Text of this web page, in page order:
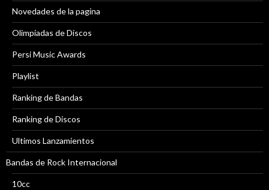
Novedades de la pagina
Olimpiadas de Discos
Persi Music Awards
Playlist
Ranking de Bandas
Ranking de Discos
Ultimos Lanzamientos
Bandas de Rock Internacional
10cc